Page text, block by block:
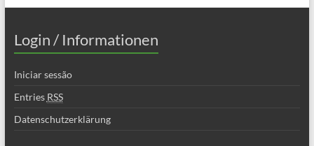
Login / Informationen
Iniciar sessão
Entries RSS
Datenschutzerklärung